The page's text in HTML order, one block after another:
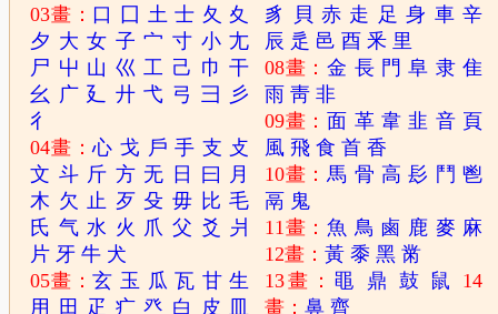
03畫： 口 囗 土 士 夂 夊
夕 大 女 子 宀 寸 小 尢
尸 屮 山 巛 工 己 巾 干
幺 广 廴 廾 弋 弓 彐
彡
彳
04畫：心 戈 戶 手 支 攴
文 斗 斤 方 无 日 曰 月
木 欠 止 歹 殳 毋 比 毛
氏 气 水 火 爪 父 爻 爿
片 牙 牛 犬
05畫：玄 玉 瓜 瓦 甘 生
用
田 疋 疒 癶 白 皮
豸
貝 赤 走 足 身 車 辛
辰 辵 邑 酉 釆 里
08畫：金 長 門 阜 隶 隹
雨 靑 非
09畫： 面 革 韋 韭 音 頁
風 飛 食 首 香
10畫：馬 骨 高 髟 鬥 鬯
鬲 鬼
11畫：魚 鳥 鹵 鹿 麥 麻
12畫：黃 黍 黑 黹
13畫： 黽 鼎 鼓 鼠
14
畫：鼻 齊